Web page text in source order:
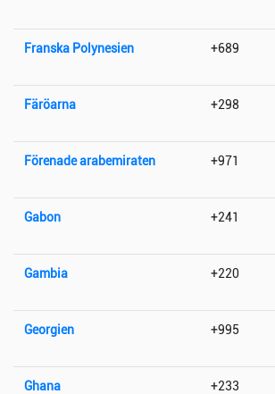
Franska Polynesien +689
Färöarna +298
Förenade arabemiraten +971
Gabon +241
Gambia +220
Georgien +995
Ghana +233